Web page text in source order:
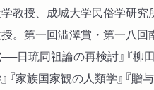
教授、成城大学民俗学研究
。第一回澁澤賞・第一八回
日琉同祖論の再検討』『柳
『家族国家観の人類学』『贈